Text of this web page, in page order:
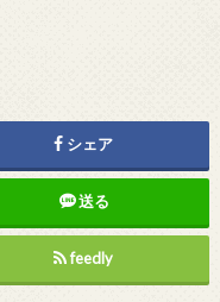
シェア
送る
feedly